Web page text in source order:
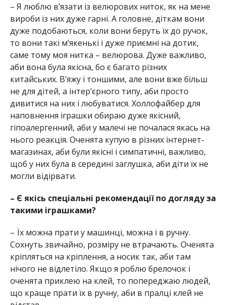
– Я люблю в’язати із велюрових ниток, як на мене
вироби із них дуже гарні. А головне, діткам вони
дуже подобаються, коли вони беруть їх до ручок,
то вони такі м’якенькі і дуже приємні на дотик,
саме тому моя нитка – велюрова. Дуже важливо,
аби вона була якісна, бо є багато різних
китайських. В’яжу і тоншими, але вони вже більш
не для дітей, а інтер’єрного типу, аби просто
дивитися на них і любуватися. Холлофайбер для
наповнення іграшки обираю дуже якісний,
гіпоалергенний, аби у малечі не почалася якась на
нього реакція. Оченята купую в різних інтернет-
магазинах, аби були якісні і симпатичні, важливо,
щоб у них була в середині заглушка, аби діти їх не
могли відірвати.
– Є якісь спеціальні рекомендації по догляду за
такими іграшками?
– Їх можна прати у машинці, можна і в ручну.
Сохнуть звичайно, розміру не втрачають. Оченята
кріпляться на кріплення, а носик так, аби там
нічого не відлетіло. Якщо я роблю брелочок і
оченята приклею на клей, то попереджаю людей,
що краще прати їх в ручну, аби в пралці клей не